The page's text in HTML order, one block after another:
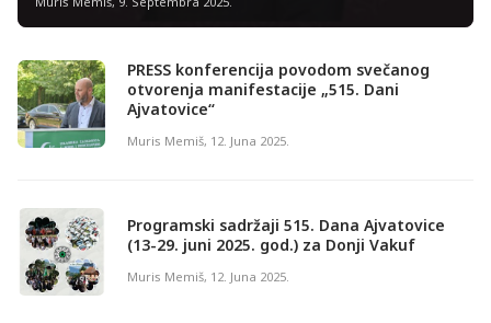
PRESS konferencija povodom svečanog
otvorenja manifestacije „515. Dani
Ajvatovice“
Muris Memiš, 12. Juna 2025.
Programski sadržaji 515. Dana Ajvatovice
(13-29. juni 2025. god.) za Donji Vakuf
Muris Memiš, 12. Juna 2025.